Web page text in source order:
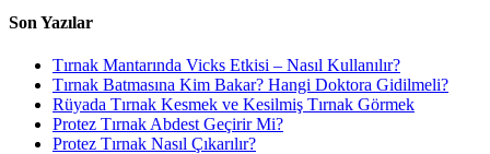
Son Yazılar
Tırnak Mantarında Vicks Etkisi – Nasıl Kullanılır?
Tırnak Batmasına Kim Bakar? Hangi Doktora Gidilmeli?
Rüyada Tırnak Kesmek ve Kesilmiş Tırnak Görmek
Protez Tırnak Abdest Geçirir Mi?
Protez Tırnak Nasıl Çıkarılır?